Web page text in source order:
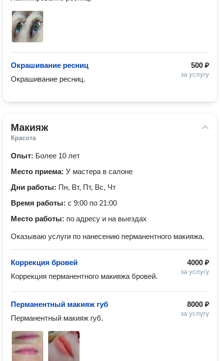
500 ₽
за услугу
Окрашивание ресниц
Окрашивание ресниц.
Макияж
Красота
Опыт: Более 10 лет
Место приема: У мастера в салоне
Дни работы: Пн, Вт, Пт, Вс, Чт
Время работы: с 9:00 по 21:00
Место работы: по адресу и на выездах
Оказываю услуги по нанесению перманентного макияжа.
4000 ₽
за услугу
Коррекция бровей
Коррекция перманентного макияжа бровей.
8000 ₽
за услугу
Перманентный макияж губ
Перманентный макияж губ.